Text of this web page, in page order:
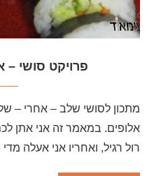
פרויקט סושי –
מתכון לסושי שלב – אחרי –
אלופים. במאמר זה אני אתן
רול רגיל, ואחריו אני אעלה